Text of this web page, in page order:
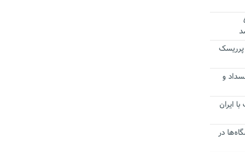
۵
پرریسک
و
ایران
در